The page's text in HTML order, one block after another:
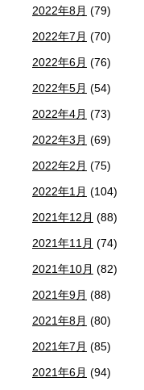
2022年8月 (79)
2022年7月 (70)
2022年6月 (76)
2022年5月 (54)
2022年4月 (73)
2022年3月 (69)
2022年2月 (75)
2022年1月 (104)
2021年12月 (88)
2021年11月 (74)
2021年10月 (82)
2021年9月 (88)
2021年8月 (80)
2021年7月 (85)
2021年6月 (94)